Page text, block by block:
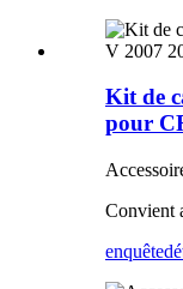
Kit de
pour
Convient
enquête